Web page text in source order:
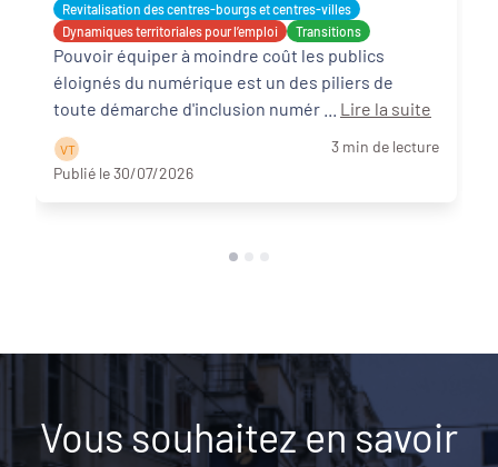
Revitalisation des centres-bourgs et centres-villes
Dynamiques territoriales pour l’emploi
Transitions
Pouvoir équiper à moindre coût les publics
éloignés du numérique est un des piliers de
Lire la suite
V T
3 min de lecture
Publié le 30/07/2026
Vous souhaitez en savoir